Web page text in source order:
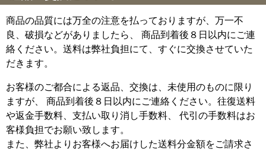
商品の品質には万全の注意を払っておりますが、万一不
良、破損などがありましたら、 商品到着後８日以内にご連
絡ください。送料は弊社負担にて、すぐに交換させていた
だきます。
お客様のご都合による返品、交換は、未使用のものに限り
ますが、
商品到着後８日以内にご連絡ください。往復送料
や返金手数料、支払い取り消し手数料、 代引の手数料はお
客様負担でお願い致します。
また、弊社よりお客様へお届けした送料分金額をご請求さ